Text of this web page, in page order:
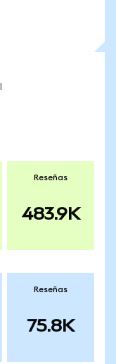
Reseñas
483.9K
Reseñas
75.8K